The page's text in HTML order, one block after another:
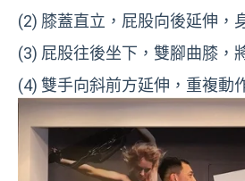
(2) 膝蓋直立，屁股向後延伸，
(3) 屁股往後坐下，雙腳曲膝，
(4) 雙手向斜前方延伸，重複動